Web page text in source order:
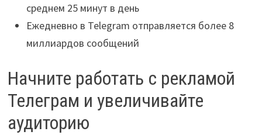
среднем 25 минут в день
Ежедневно в Telegram отправляется более 8
миллиардов сообщений
Начните работать с рекламой
Телеграм и увеличивайте
аудиторию